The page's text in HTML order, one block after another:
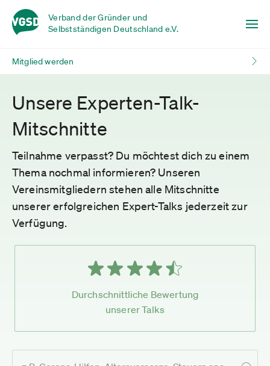
Verband der Gründer und
Selbstständigen Deutschland e.V.
Mitglied werden
Unsere Experten-Talk-
Mitschnitte
Teilnahme verpasst? Du möchtest dich zu einem
Thema nochmal informieren? Unseren
Vereinsmitgliedern stehen alle Mitschnitte
unserer erfolgreichen Expert-Talks jederzeit zur
Verfügung.
Durchschnittliche Bewertung
unserer Talks